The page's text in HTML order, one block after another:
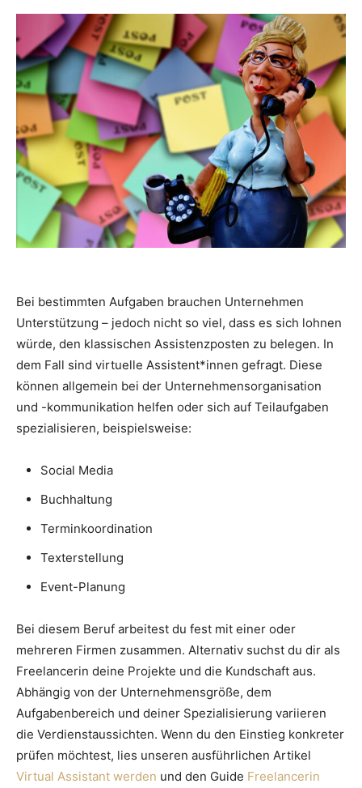
Bei bestimmten Aufgaben brauchen Unternehmen
Unterstützung – jedoch nicht so viel, dass es sich lohnen
würde, den klassischen Assistenzposten zu belegen. In
dem Fall sind virtuelle Assistent*innen gefragt. Diese
können allgemein bei der Unternehmensorganisation
und -kommunikation helfen oder sich auf Teilaufgaben
spezialisieren, beispielsweise:
Social Media
Buchhaltung
Terminkoordination
Texterstellung
Event-Planung
Bei diesem Beruf arbeitest du fest mit einer oder
mehreren Firmen zusammen. Alternativ suchst du dir als
Freelancerin deine Projekte und die Kundschaft aus.
Abhängig von der Unternehmensgröße, dem
Aufgabenbereich und deiner Spezialisierung variieren
die Verdienstaussichten. Wenn du den Einstieg konkreter
prüfen möchtest, lies unseren ausführlichen Artikel
Virtual Assistant werden und den Guide Freelancerin